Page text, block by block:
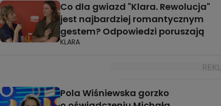
Co dla gwiazd "Klara. Rewolucja"
jest najbardziej romantycznym
gestem? Odpowiedzi poruszają
KLARA
Pola Wiśniewska gorzko